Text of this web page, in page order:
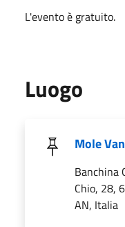
L'evento è gratuito.
Luogo
Mole
Banchina
Chio, 28,
AN, Italia